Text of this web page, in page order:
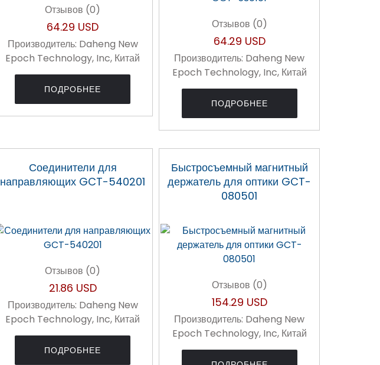
Отзывов (0)
64.29 USD
Производитель: Daheng New
Epoch Technology, Inc, Китай
ПОДРОБНЕЕ
Отзывов (0)
64.29 USD
Производитель: Daheng New
Epoch Technology, Inc, Китай
ПОДРОБНЕЕ
Соединители для
направляющих GCT-540201
Отзывов (0)
21.86 USD
Производитель: Daheng New
Epoch Technology, Inc, Китай
ПОДРОБНЕЕ
Быстросъемный магнитный
держатель для оптики GCT-
080501
Отзывов (0)
154.29 USD
Производитель: Daheng New
Epoch Technology, Inc, Китай